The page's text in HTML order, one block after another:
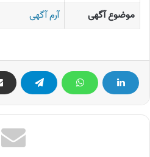
موضوع آگهی
آرم آگهی